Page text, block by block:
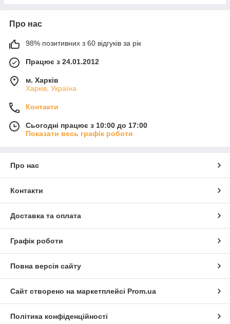
Про нас
98% позитивних з 60 відгуків за рік
Працює з 24.01.2012
м. Харків
Харків, Україна
Контакти
Сьогодні працює з 10:00 до 17:00
Показати весь графік роботи
Про нас
Контакти
Доставка та оплата
Графік роботи
Повна версія сайту
Сайт створено на маркетплейсі Prom.ua
Політика конфіденційності